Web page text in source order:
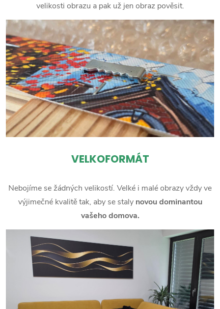
velikosti obrazu a pak už jen obraz pověsit.
VELKOFORMÁT
Nebojíme se žádných velikostí. Velké i malé obrazy vždy ve
výjimečné kvalitě tak, aby se staly novou dominantou
vašeho domova.